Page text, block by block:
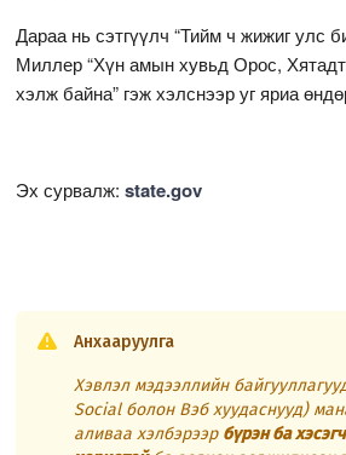
Дараа нь сэтгүүлч “Тийм ч жижиг улс
Миллер “Хүн амын хувьд Орос,
хэлж байна” гэж хэлснээр уг яриа
Эх сурвалж:state.gov
Анхааруулга
Хэвлэл мэдээллийн
Social болон Вэб хуудаснууд)
аливаа хэлбэрээр бүрэн ба